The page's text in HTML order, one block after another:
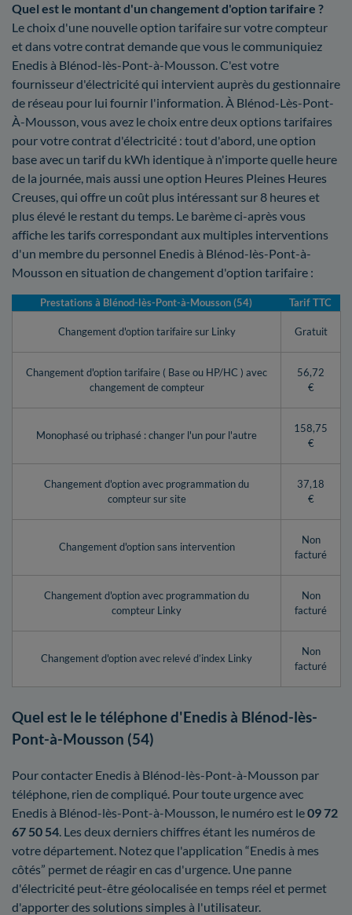
Quel est le montant d'un changement d'option tarifaire ?
Le choix d'une nouvelle option tarifaire sur votre compteur
et dans votre contrat demande que vous le communiquiez
Enedis à Blénod-lès-Pont-à-Mousson. C'est votre
fournisseur d'électricité qui intervient auprès du gestionnaire
de réseau pour lui fournir l'information. À Blénod-Lès-Pont-
À-Mousson, vous avez le choix entre deux options tarifaires
pour votre contrat d'électricité : tout d'abord, une option
base avec un tarif du kWh identique à n'importe quelle heure
de la journée, mais aussi une option Heures Pleines Heures
Creuses, qui offre un coût plus intéressant sur 8 heures et
plus élevé le restant du temps. Le barème ci-après vous
affiche les tarifs correspondant aux multiples interventions
d'un membre du personnel Enedis à Blénod-lès-Pont-à-
Mousson en situation de changement d'option tarifaire :
Prestations à Blénod-lès-Pont-à-Mousson (54) Tarif TTC
Changement d'option tarifaire sur Linky Gratuit
Changement d'option tarifaire ( Base ou HP/HC ) avec
changement de compteur
56,72
€
Monophasé ou triphasé : changer l'un pour l'autre
158,75
€
Changement d'option avec programmation du
compteur sur site
37,18
€
Changement d'option sans intervention
Non
facturé
Changement d'option avec programmation du
compteur Linky
Non
facturé
Changement d'option avec relevé d’index Linky
Non
facturé
Quel est le le téléphone d'Enedis à Blénod-lès-
Pont-à-Mousson (54)
Pour contacter Enedis à Blénod-lès-Pont-à-Mousson par
téléphone, rien de compliqué. Pour toute urgence avec
Enedis à Blénod-lès-Pont-à-Mousson, le numéro est le09 72
67 50 54 . Les deux derniers chiffres étant les numéros de
votre département. Notez que l'application “Enedis à mes
côtés” permet de réagir en cas d'urgence. Une panne
d'électricité peut-être géolocalisée en temps réel et permet
d'apporter des solutions simples à l'utilisateur.